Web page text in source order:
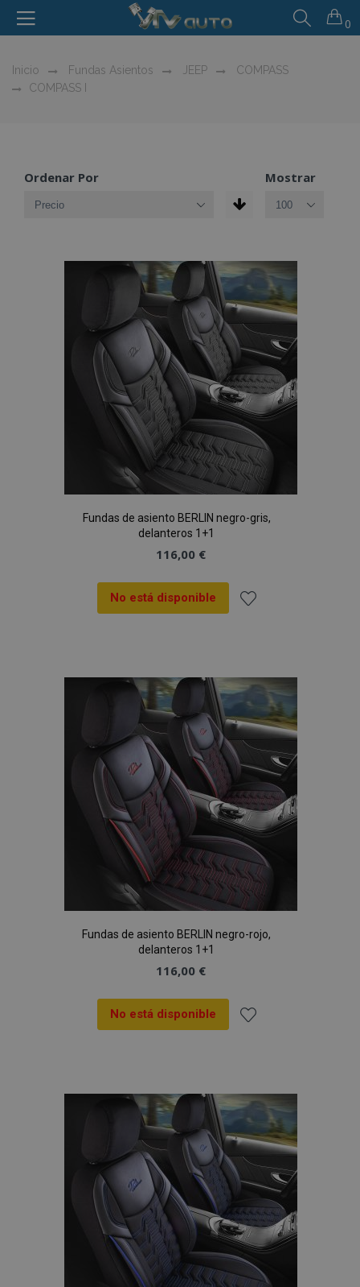
0
Inicio Fundas Asientos JEEP
COMPASS
COMPASS I
Ordenar Por Mostrar
Fundas de asiento BERLIN negro-gris,
delanteros 1+1
116,00 €
No está disponible
Lista
de
Deseos
Fundas de asiento BERLIN negro-rojo,
delanteros 1+1
116,00 €
No está disponible
Lista
de
Deseos